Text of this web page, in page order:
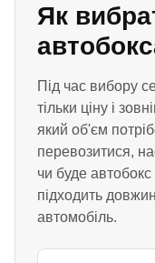
Як
Під час вибору
тільки ціну і
який об'єм
перевозитися,
чи буде
підходить
автомобіль.